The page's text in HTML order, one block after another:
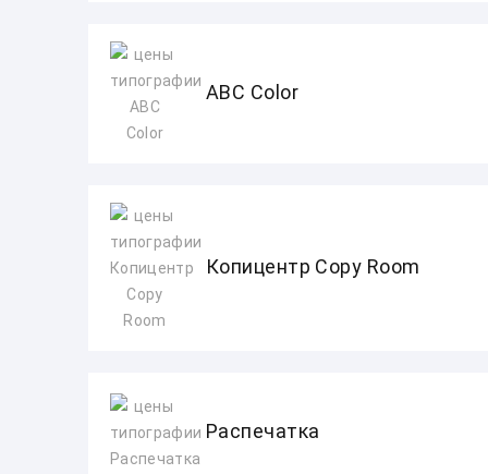
ABC Color
Копицентр Copy Room
Распечатка